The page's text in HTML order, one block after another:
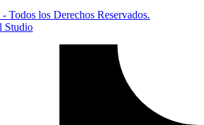
los Derechos Reservados.
Studio